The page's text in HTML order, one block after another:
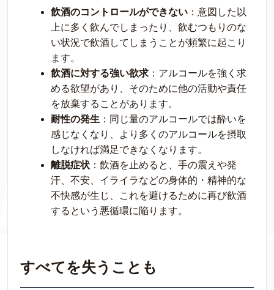
飲酒のコントロールができない ：意図した以
上に多く飲んでしまったり、飲むつもりのな
い状況で飲酒してしまうことが頻繁に起こり
ます。
飲酒に対する強い欲求 ：アルコールを強く求
める欲望があり、そのために他の活動や責任
を放棄することがあります。
耐性の発生 ：同じ量のアルコールでは酔いを
感じなくなり、より多くのアルコールを摂取
しなければ満足できなくなります。
離脱症状 ：飲酒を止めると、手の震えや発
汗、不安、イライラなどの身体的・精神的な
不快感が生じ、これを避けるために再び飲酒
するという悪循環に陥ります。
すべてを失うことも